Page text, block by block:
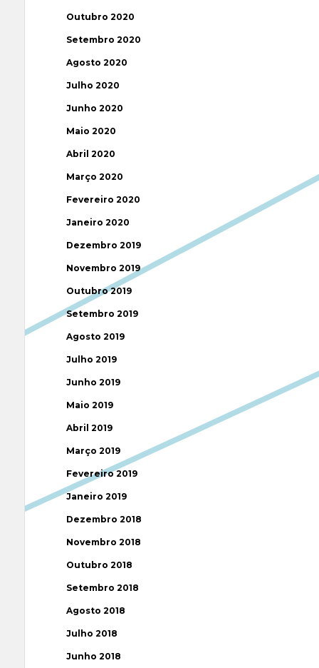
Outubro 2020
Setembro 2020
Agosto 2020
Julho 2020
Junho 2020
Maio 2020
Abril 2020
Março 2020
Fevereiro 2020
Janeiro 2020
Dezembro 2019
Novembro 2019
Outubro 2019
Setembro 2019
Agosto 2019
Julho 2019
Junho 2019
Maio 2019
Abril 2019
Março 2019
Fevereiro 2019
Janeiro 2019
Dezembro 2018
Novembro 2018
Outubro 2018
Setembro 2018
Agosto 2018
Julho 2018
Junho 2018